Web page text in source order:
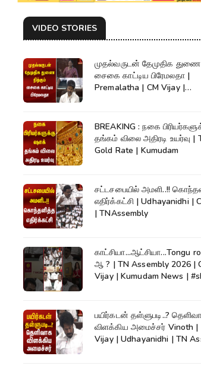
VIDEO STORIES
முதல்வருடன் தேமுதிக துணை
சைகை காட்டிய பிரேமலதா |
Premalatha | CM Vijay |
BREAKING : நகை
தங்கம் விலை அதிரடி உயர்வு |
Gold Rate | Kumudam
சட்டசபையில் அமளி..!!
எதிர்க்கட்சி | Udhayanidhi | CM Vijay
| TNAssembly
காட்சியா...ஆட்சியா...Tongu
ஆ ? | TN Assembly 2026 |
Vijay | Kumudam News |
பயிர்கடன் தள்ளுபடி..?
விளக்கிய அமைச்சர் Vinoth |
Vijay | Udhayanidhi | TN